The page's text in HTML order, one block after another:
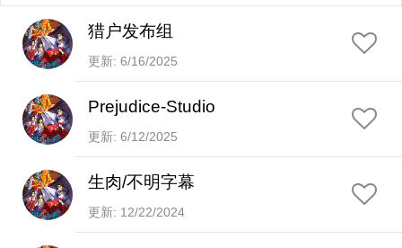
猎户发布组
更新: 6/16/2025
Prejudice-Studio
更新: 6/12/2025
生肉/不明字幕
更新: 12/22/2024